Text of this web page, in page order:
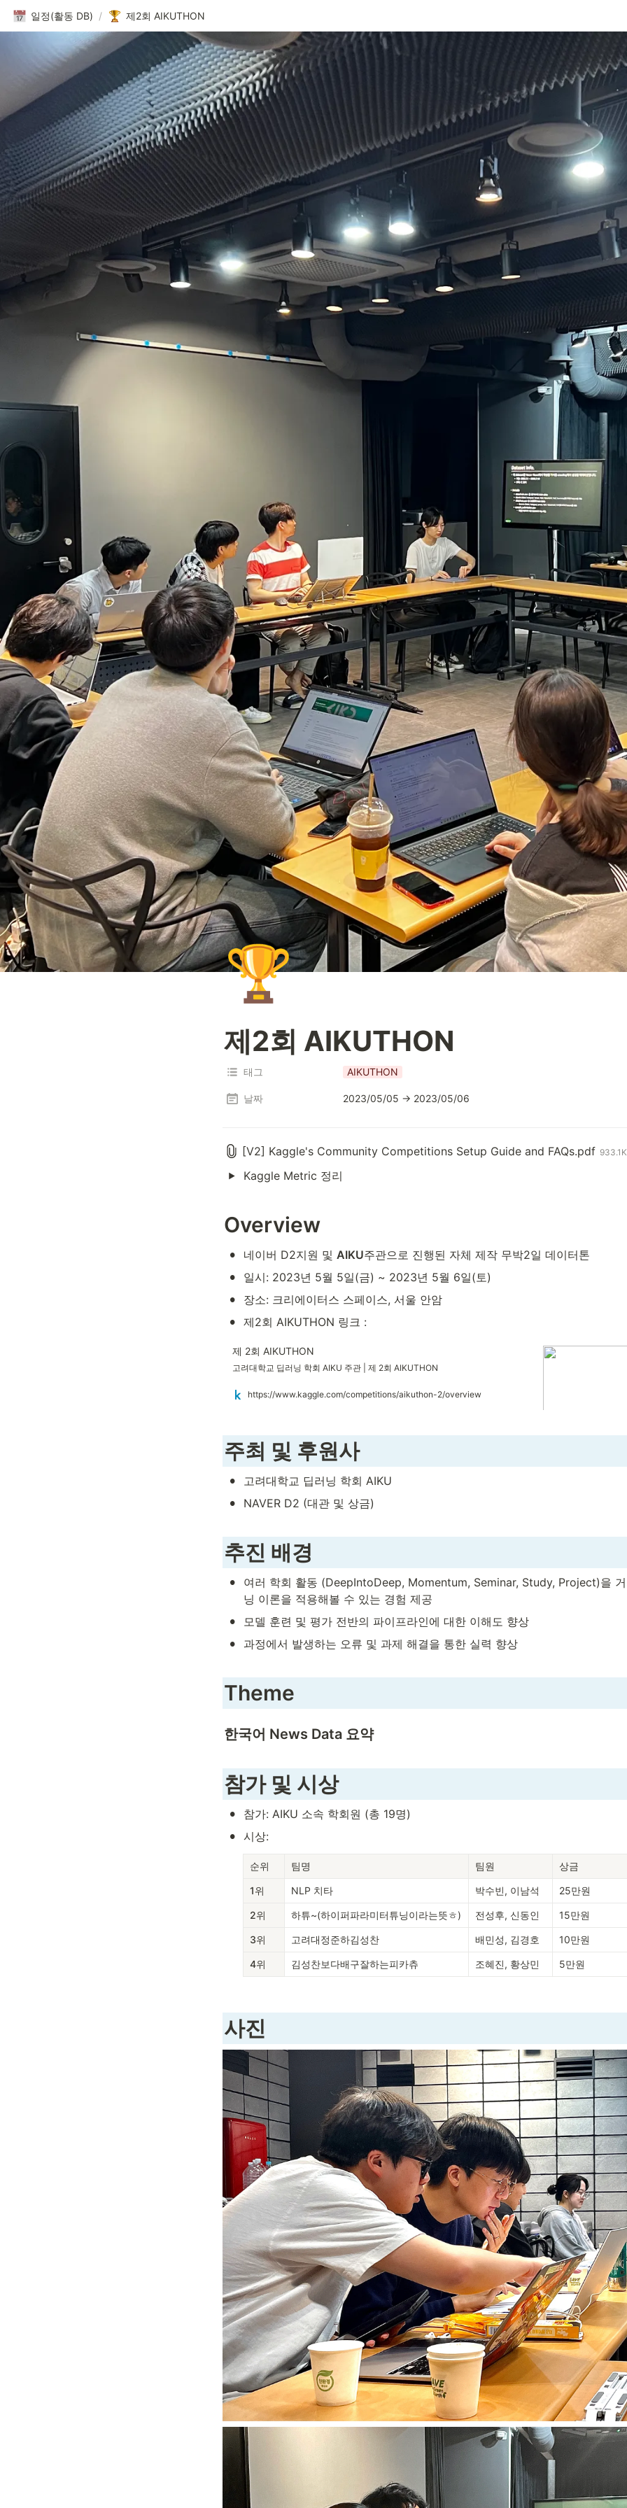
일정(활동 DB) / 제2회 AIKUTHON
🏆
제2회 AIKUTHON
태그 AIKUTHON
날짜 2023/05/05 → 2023/05/06
[V2] Kaggle's Community Competitions Setup Guide and FAQs.pdf
Kaggle Metric 정리
Overview
• 네이버 D2지원 및 AIKU주관으로 진행된 자체 제작 무박2일 데이터톤
• 일시: 2023년 5월 5일(금) ~ 2023년 5월 6일(토)
• 장소: 크리에이터스 스페이스, 서울 안암
• 제2회 AIKUTHON 링크 :
제 2회 AIKUTHON
고려대학교 딥러닝 학회 AIKU 주관 | 제 2회 AIKUTHON
https://www.kaggle.com/competitions/aikuthon-2/overview
주최 및 후원사
• 고려대학교 딥러닝 학회 AIKU
• NAVER D2 (대관 및 상금)
추진 배경
•
여러 학회 활동 (DeepIntoDeep, Momentum, Seminar, Study, Project)을
닝 이론을 적용해볼 수 있는 경험 제공
• 모델 훈련 및 평가 전반의 파이프라인에 대한 이해도 향상
• 과정에서 발생하는 오류 및 과제 해결을 통한 실력 향상
Theme
한국어 News Data 요약
참가 및 시상
• 참가: AIKU 소속 학회원 (총 19명)
• 시상:
순위 팀명 팀원 상금
1위 NLP 치타 박수빈, 이남석 25만원
2위 하튜~(하이퍼파라미터튜닝이라는뜻ㅎ) 전성후, 신동인 15만원
3위 고려대정준하김성찬 배민성, 김경호 10만원
4위 김성찬보다배구잘하는피카츄 조혜진, 황상민 5만원
사진